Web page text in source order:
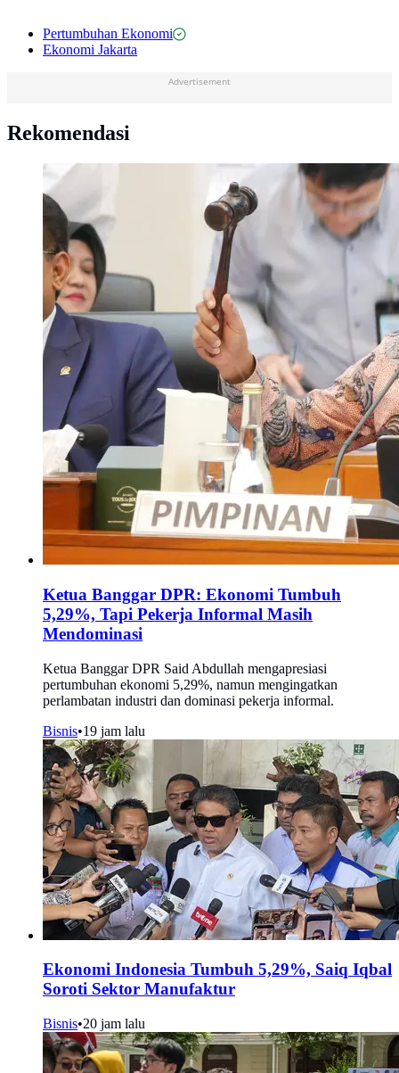
Pertumbuhan Ekonomi
Ekonomi Jakarta
Advertisement
Rekomendasi
Ketua Banggar DPR: Ekonomi Tumbuh
5,29%, Tapi Pekerja Informal Masih
Mendominasi
Ketua Banggar DPR Said Abdullah mengapresiasi
pertumbuhan ekonomi 5,29%, namun mengingatkan
perlambatan industri dan dominasi pekerja informal.
Bisnis•19 jam lalu
Ekonomi Indonesia Tumbuh 5,29%, Saiq Iqbal
Soroti Sektor Manufaktur
Bisnis•20 jam lalu